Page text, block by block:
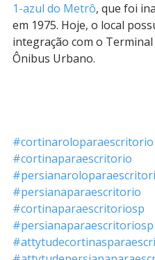
1-azul do Metrô, que foi
em 1975. Hoje, o local
integração com o Terminal
Ônibus Urbano.
#cortinaroloparaescritorio
#cortinaparaescritorio
#persianaparaescritorio
#cortinaparaescritoriosp
#persianaparaescritoriosp